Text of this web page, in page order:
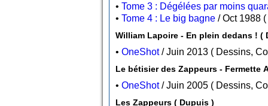
• Tome 3 : Dégélées par moins
• Tome 4 : Le big bagne
William Lapoire - En plein dedans ! (
• OneShot / Juin 2013 (
• OneShot / Juin 2005 (
Les Zappeurs ( Dupuis )